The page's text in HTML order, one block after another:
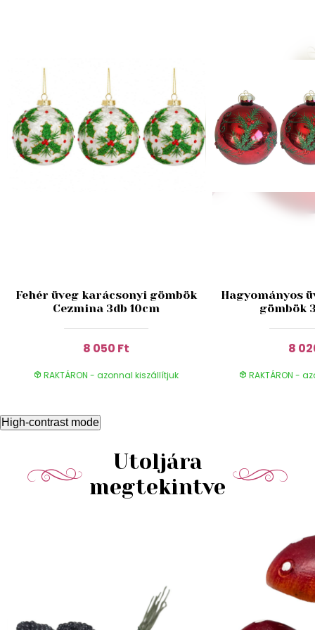
Fehér üveg karácsonyi gömbök
Cezmina 3db 10cm
8 050 Ft
RAKTÁRON - azonnal kiszállítjuk
Hagyományos
gömbök
8
RAKTÁRON -
High-contrast mode
Utoljára
megtekintve